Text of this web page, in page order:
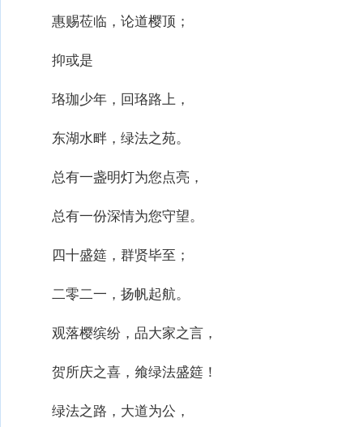
惠赐莅临，论道樱顶；
抑或是
珞珈少年，回珞路上，
东湖水畔，绿法之苑。
总有一盏明灯为您点亮，
总有一份深情为您守望。
四十盛筵，群贤毕至；
二零二一，扬帆起航。
观落樱缤纷，品大家之言，
贺所庆之喜，飨绿法盛筵！
绿法之路，大道为公，